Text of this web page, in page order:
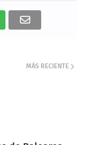
MÁS RECIENTE